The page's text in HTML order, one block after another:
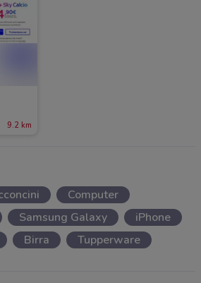
9.2 km
Computer
Samsung Galaxy
iPhone
Birra Tupperware